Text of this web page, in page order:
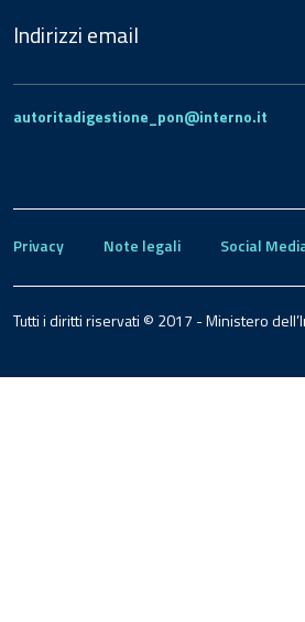
Indirizzi email
autoritadigestione_pon@interno.it
Privacy Note legali Social
Tutti i diritti riservati © 2017 - Ministero